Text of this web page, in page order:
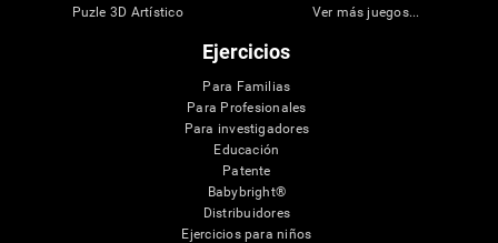
Puzle 3D Artístico
Ver más juegos...
Ejercicios
Para Familias
Para Profesionales
Para investigadores
Educación
Patente
Babybright®
Distribuidores
Ejercicios para niños